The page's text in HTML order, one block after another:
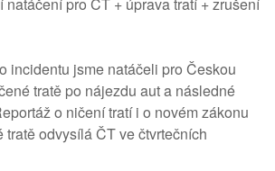
incidentu jsme natáčeli pro Českou
tratě po nájezdu aut a následné
o ničení tratí i o novém zákonu
tratě odvysílá ČT ve čtvrtečních